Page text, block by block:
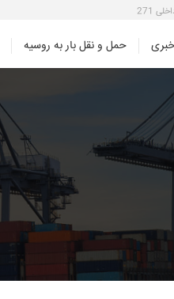
حمل و نقل بار به روسیه